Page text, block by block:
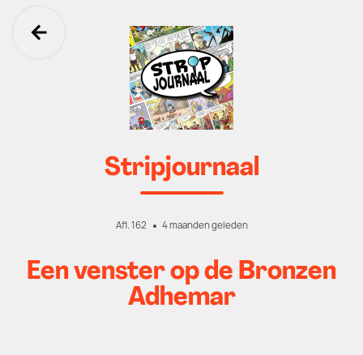
Ga terug
Stripjournaal
Afl. 162 4 maanden geleden
Een venster op de Bronzen
Adhemar